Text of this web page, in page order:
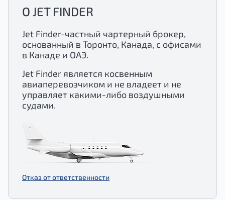
О JET FINDER
Jet Finder-частный чартерный брокер,
основанный в Торонто, Канада, с офисами
в Канаде и ОАЭ.
Jet Finder является косвенным
авиаперевозчиком и не владеет и не
управляет какими-либо воздушными
судами.
Отказ от ответственности